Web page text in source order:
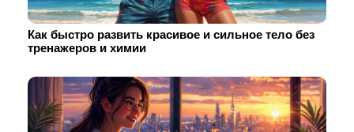
Как быстро развить красивое и сильное тело без
тренажеров и химии